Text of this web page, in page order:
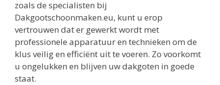
zoals de specialisten bij
Dakgootschoonmaken.eu, kunt u erop
vertrouwen dat er gewerkt wordt met
professionele apparatuur en technieken om de
klus veilig en efficiënt uit te voeren. Zo voorkomt
u ongelukken en blijven uw dakgoten in goede
staat.